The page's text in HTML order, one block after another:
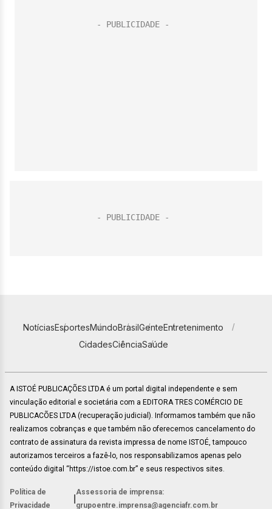
NotíciasEsportesMundoBrasilGenteEntretenimento
CidadesCiênciaSaúde
A ISTOÉ PUBLICAÇÕES LTDA é um portal digital independente e sem
vinculação editorial e societária com a EDITORA TRES COMÉRCIO DE
PUBLICACÕES LTDA (recuperação judicial). Informamos também que não
realizamos cobranças e que também não oferecemos cancelamento do
contrato de assinatura da revista impressa de nome ISTOÉ, tampouco
autorizamos terceiros a fazê-lo, nos responsabilizamos apenas pelo
conteúdo digital “https://istoe.com.br” e seus respectivos sites.
Política de
Privacidade
Assessoria de imprensa:
grupoentre.imprensa@agenciafr.com.br